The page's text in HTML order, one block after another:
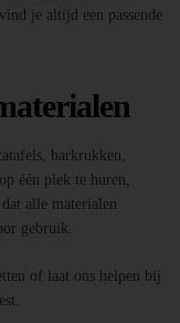
je altijd een passende
barkrukken,
één plek te huren,
alle materialen
gebruik.
of laat ons helpen bij